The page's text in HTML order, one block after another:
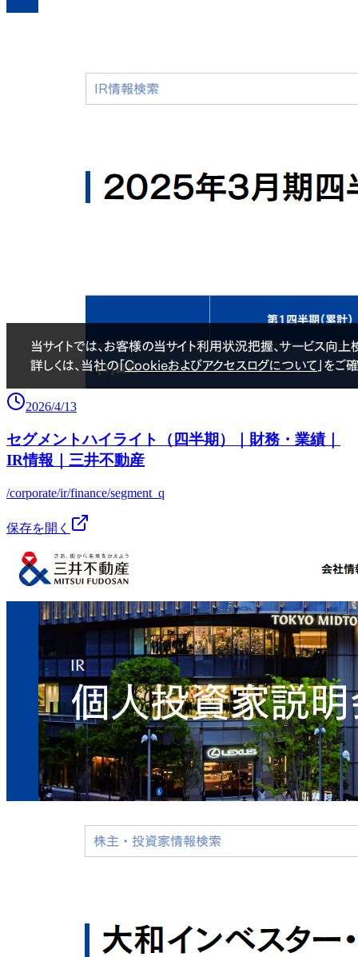
2026/4/13
セグメントハイライト（四半期）｜財務・業績｜
IR情報｜三井不動産
/corporate/ir/finance/segment_q
保存を開く